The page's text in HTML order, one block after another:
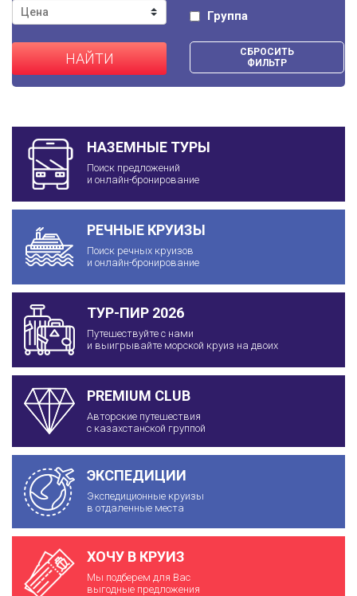
Группа
НАЙТИ
СБРОСИТЬ
ФИЛЬТР
НАЗЕМНЫЕ ТУРЫ
Поиск предложений
и онлайн-бронирование
РЕЧНЫЕ КРУИЗЫ
Поиск речных круизов
и онлайн-бронирование
ТУР-ПИР 2026
Путешествуйте с нами
и выигрывайте морской круиз на двоих
PREMIUM CLUB
Авторские путешествия
с казахстанской группой
ЭКСПЕДИЦИИ
Экспедиционные круизы
в отдаленные места
ХОЧУ В КРУИЗ
Мы подберем для Вас
выгодные предложения